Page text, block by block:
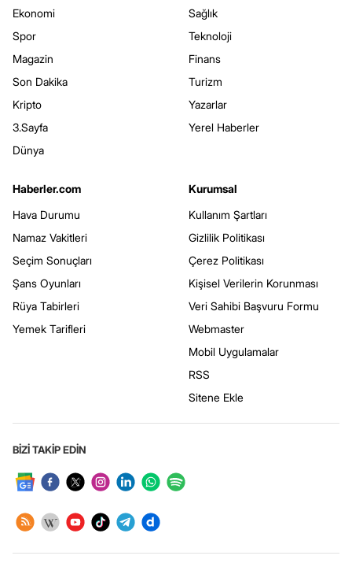
Ekonomi
Spor
Magazin
Son Dakika
Kripto
3.Sayfa
Dünya
Sağlık
Teknoloji
Finans
Turizm
Yazarlar
Yerel Haberler
Haberler.com
Hava Durumu
Namaz Vakitleri
Seçim Sonuçları
Şans Oyunları
Rüya Tabirleri
Yemek Tarifleri
Kurumsal
Kullanım Şartları
Gizlilik Politikası
Çerez Politikası
Kişisel Verilerin Korunması
Veri Sahibi Başvuru Formu
Webmaster
Mobil Uygulamalar
RSS
Sitene Ekle
BİZİ TAKİP EDİN